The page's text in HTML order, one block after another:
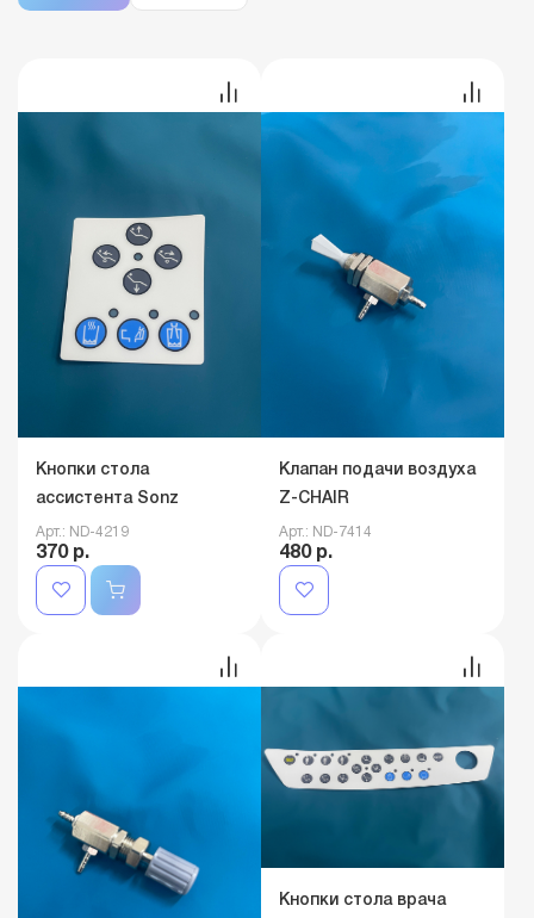
Кнопки стола
ассистента Sonz
Арт.: ND-4219
370 р.
Клапан подачи воздуха
Z-CHAIR
Арт.: ND-7414
480 р.
Кнопки стола врача